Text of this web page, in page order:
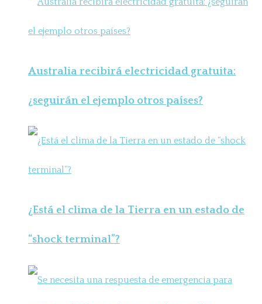
Australia recibirá electricidad gratuita:
¿seguirán el ejemplo otros países?
¿Está el clima de la Tierra en un estado de
“shock terminal”?